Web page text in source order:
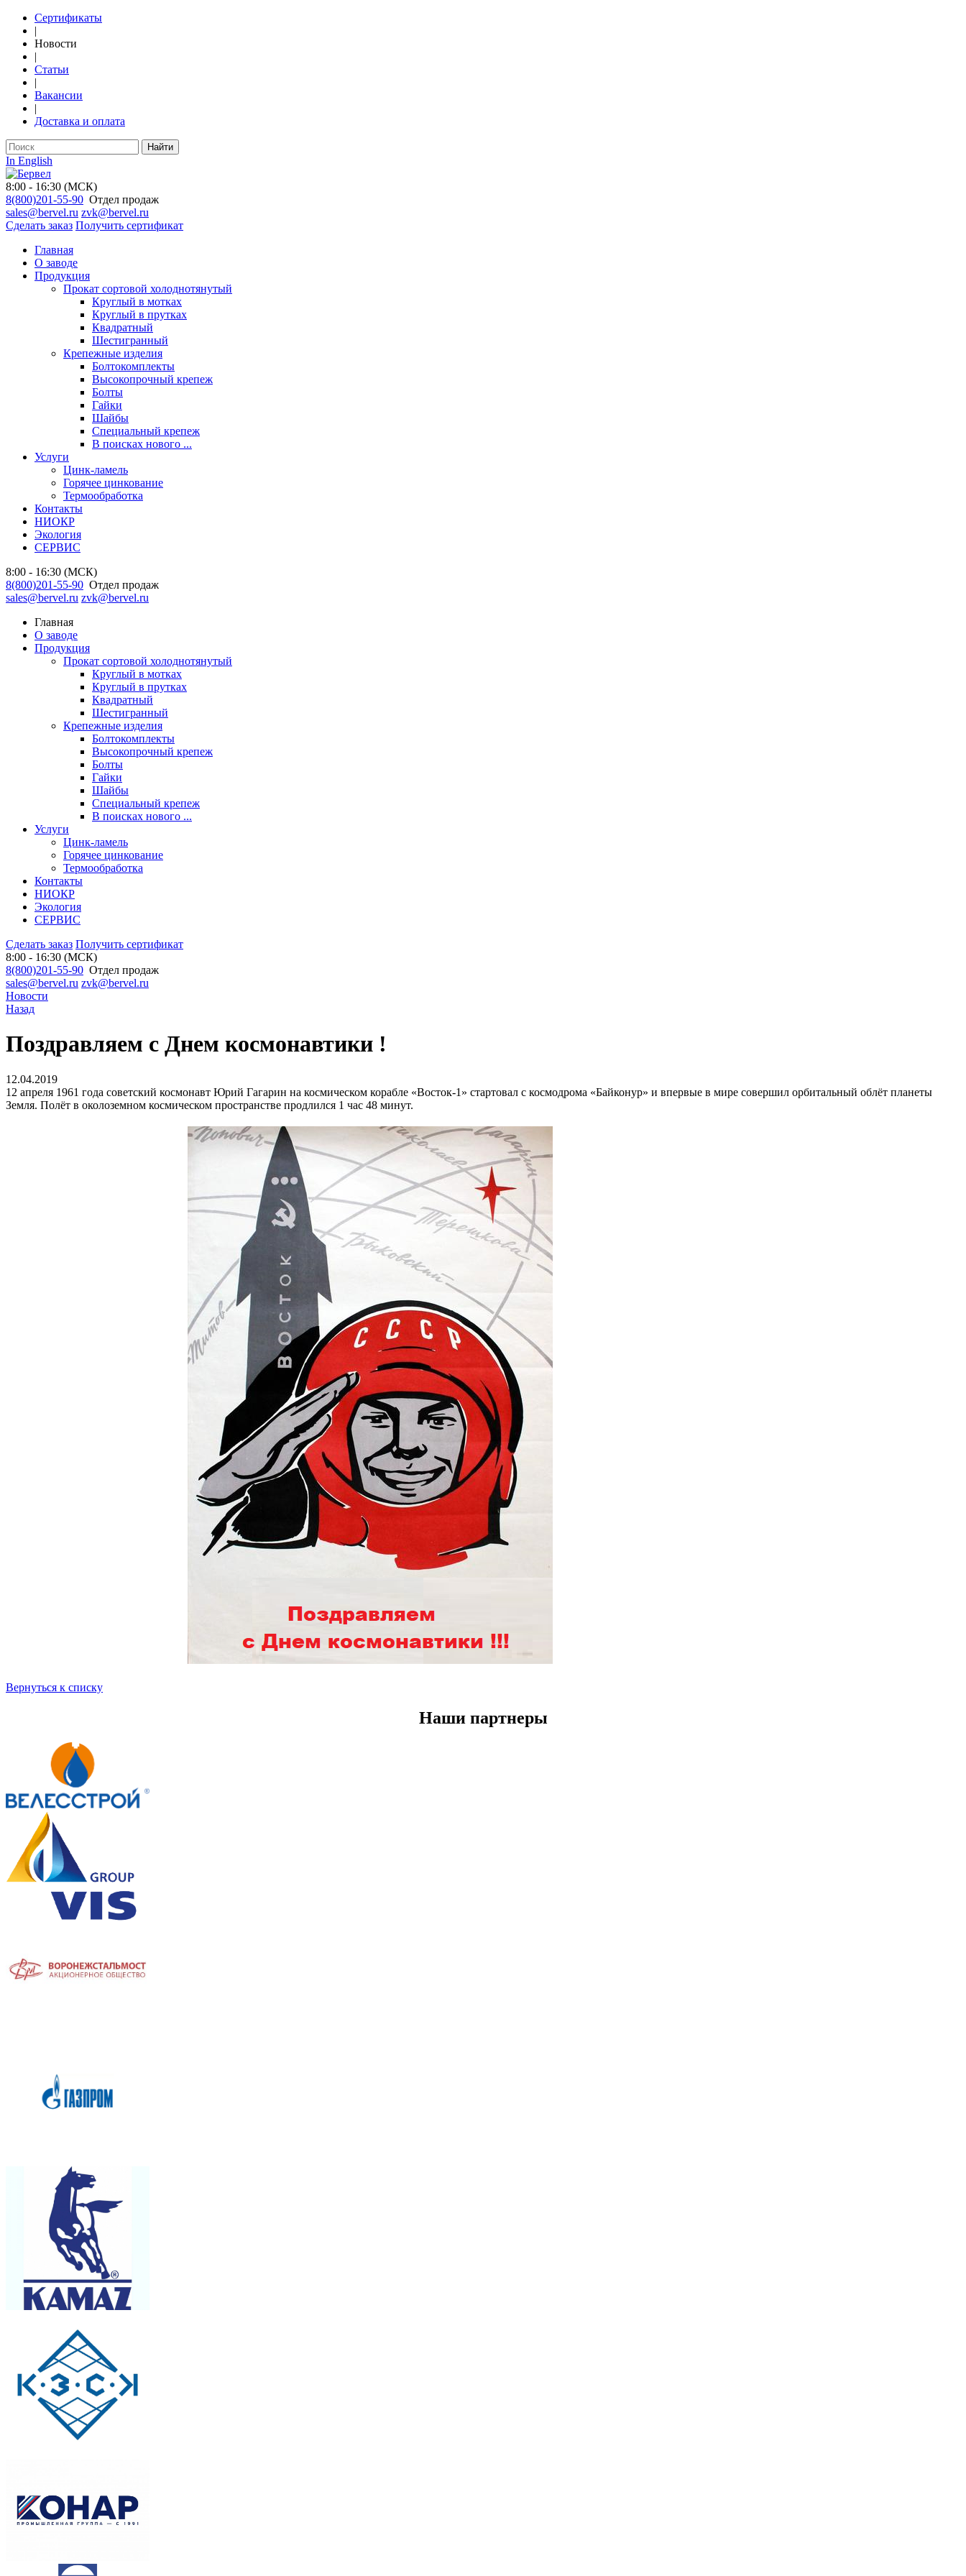
Сертификаты
|
Новости
|
Статьи
|
Вакансии
|
Доставка и оплата
Найти
In English
8:00 - 16:30 (МСК)
8(800)201-55-90 Отдел продаж
sales@bervel.ru zvk@bervel.ru
Сделать заказ Получить сертификат
Главная
О заводе
Продукция
Прокат сортовой холоднотянутый
Круглый в мотках
Круглый в прутках
Квадратный
Шестигранный
Крепежные изделия
Болтокомплекты
Высокопрочный крепеж
Болты
Гайки
Шайбы
Специальный крепеж
В поисках нового ...
Услуги
Цинк-ламель
Горячее цинкование
Термообработка
Контакты
НИОКР
Экология
СЕРВИС
8:00 - 16:30 (МСК)
8(800)201-55-90 Отдел продаж
sales@bervel.ru zvk@bervel.ru
Главная
О заводе
Продукция
Прокат сортовой холоднотянутый
Круглый в мотках
Круглый в прутках
Квадратный
Шестигранный
Крепежные изделия
Болтокомплекты
Высокопрочный крепеж
Болты
Гайки
Шайбы
Специальный крепеж
В поисках нового ...
Услуги
Цинк-ламель
Горячее цинкование
Термообработка
Контакты
НИОКР
Экология
СЕРВИС
Сделать заказ Получить сертификат
8:00 - 16:30 (МСК)
8(800)201-55-90 Отдел продаж
sales@bervel.ru zvk@bervel.ru
Новости
Назад
Поздравляем с Днем космонавтики !
12.04.2019
12 апреля 1961 года советский космонавт Юрий Гагарин на космическом корабле «Восток-1» стартовал с космодрома «Байконур» и впервые в мире совершил орбитальный облёт планеты
Земля. Полёт в околоземном космическом пространстве продлился 1 час 48 минут.
Вернуться к списку
Наши партнеры